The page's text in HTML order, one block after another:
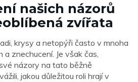
našich názorů
zvířata
krysy a netopýři často v mnoha
znechucení. Je však čas,
názory na tato běžně
jakou důležitou roli hrají v